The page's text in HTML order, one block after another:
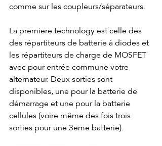
comme sur les coupleurs/séparateurs.
La premiere technology est celle des
des répartiteurs de batterie à diodes et
les répartiteurs de charge de MOSFET
avec pour entrée commune votre
alternateur. Deux sorties sont
disponibles, une pour la batterie de
démarrage et une pour la batterie
cellules (voire même des fois trois
sorties pour une 3eme batterie).